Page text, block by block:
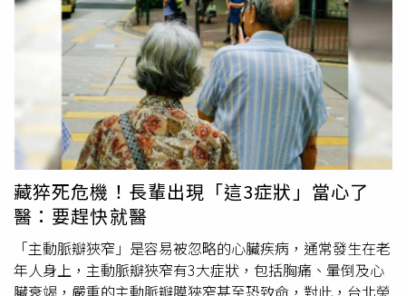
不盡相同，心臟內外科醫師會在手術前召開聯合會議，擬定
對患者最適合的治療方法，手術也會由內外科醫師一起執
行，確保患者的安全。長庚醫院的團隊合作模式越來越成
熟，期許未來為國人提供更好的醫療服務，持續提升台灣的
醫療水準，跟世界接軌。
脫垂；少數患者會因為冠狀動脈疾病或其他疾病導致心肌擴
大，也會影響瓣膜結構。心臟有四個瓣膜，但較容易出現問
題的為主動脈瓣膜及二尖瓣膜。陳胤嘉醫師表示，通常瓣膜
異常，會使心臟輸出的血液量不足，心臟必須變得肥大且更
賣力運轉以提供足夠血量。而長時間超負荷工作，就容易出
現心律不整、喘、體能下滑等狀況，若出現晚上躺平會喘、
或睡到一半喘到醒過來，就表示瓣膜造成的心臟衰竭已經需
要處理，不過，很多人會認為是正常老化而忽略。嘉義基督
教醫院心臟外科主任陳胤嘉根治瓣膜靠手術 高風險患者適
合經導管置換手術瓣膜該如何治療？陳胤嘉醫師表示，目前
唯一能根治的方式就是手術，但並非人人都需要手術，需要
根據病人的身體條件、體力、年紀等綜合評估風險；若已出
現症狀，再考慮介入。舉例來說，年輕患者、體力好又有運
動習慣，便可藉由藥物控制，不必立刻進行手術。手術方式
藏猝死危機！長輩出現「這3症狀」當心了
醫：要趕快就醫
「主動脈瓣狹窄」是容易被忽略的心臟疾病，通常發生在老
年人身上，主動脈瓣狹窄有3大症狀，包括胸痛、暈倒及心
臟衰竭，嚴重的主動脈瓣膜狹窄甚至恐致命，對此，台北榮